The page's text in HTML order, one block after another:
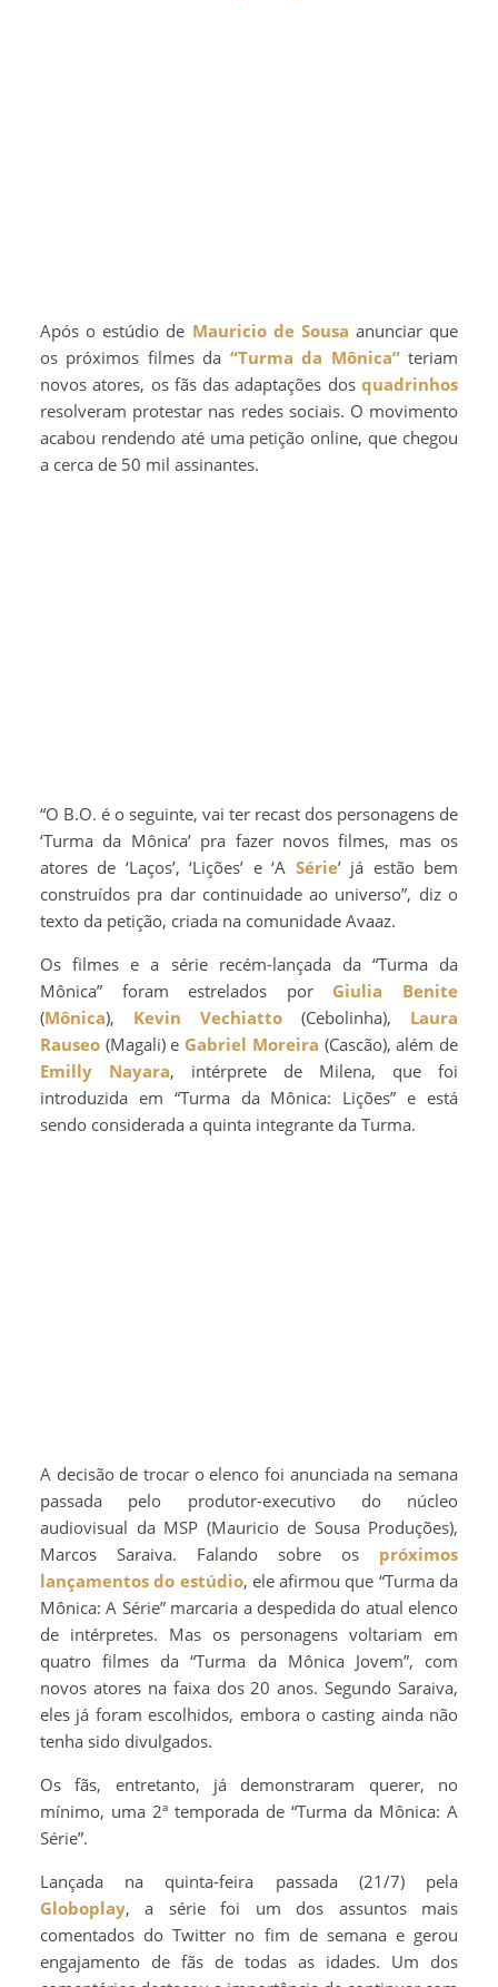
Após o estúdio de Mauricio de Sousa anunciar que
os próximos filmes da “Turma da Mônica”teriam
novos atores, os fãs das adaptações dos quadrinhos
resolveram protestar nas redes sociais. O movimento
acabou rendendo até uma petição online, que chegou
a cerca de 50 mil assinantes.
“O B.O. é o seguinte, vai ter recast dos personagens de
‘Turma da Mônica’ pra fazer novos filmes, mas os
atores de ‘Laços’, ‘Lições’ e ‘A Série’ já estão bem
construídos pra dar continuidade ao universo”, diz o
texto da petição, criada na comunidade Avaaz.
Os filmes e a série recém-lançada da “Turma da
Mônica” foram estrelados por Giulia Benite
(Mônica), Kevin Vechiatto (Cebolinha), Laura
Rauseo (Magali) e Gabriel Moreira (Cascão), além de
Emilly Nayara, intérprete de Milena, que foi
introduzida em “Turma da Mônica: Lições” e está
sendo considerada a quinta integrante da Turma.
A decisão de trocar o elenco foi anunciada na semana
passada pelo produtor-executivo do núcleo
audiovisual da MSP (Mauricio de Sousa Produções),
Marcos Saraiva. Falando sobre os próximos
lançamentos do estúdio, ele afirmou que “Turma da
Mônica: A Série” marcaria a despedida do atual elenco
de intérpretes. Mas os personagens voltariam em
quatro filmes da “Turma da Mônica Jovem”, com
novos atores na faixa dos 20 anos. Segundo Saraiva,
eles já foram escolhidos, embora o casting ainda não
tenha sido divulgados.
Os fãs, entretanto, já demonstraram querer, no
mínimo, uma 2ª temporada de “Turma da Mônica: A
Série”.
Lançada na quinta-feira passada (21/7) pela
Globoplay, a série foi um dos assuntos mais
comentados do Twitter no fim de semana e gerou
engajamento de fãs de todas as idades. Um dos